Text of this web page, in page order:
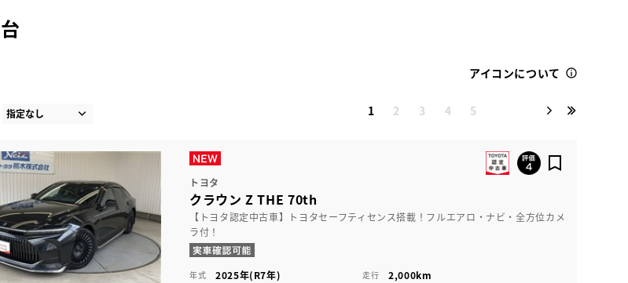
台
アイコンについて
1 2 3 4 5
トヨタ
クラウン Z THE 70th
【トヨタ認定中古車】トヨタセーフティセンス搭載！フルエアロ・ナビ・全方位カメ
ラ付！
年式 2025年(R7年) 走行 2,000km